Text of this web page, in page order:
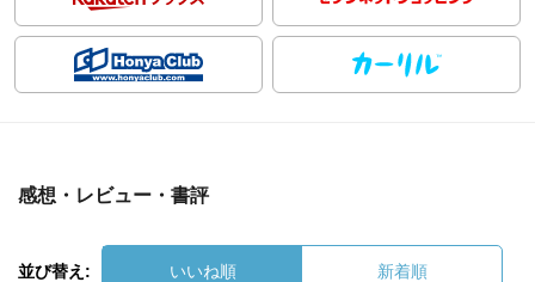
感想・レビュー・書評
並び替え: いいね順 新着順